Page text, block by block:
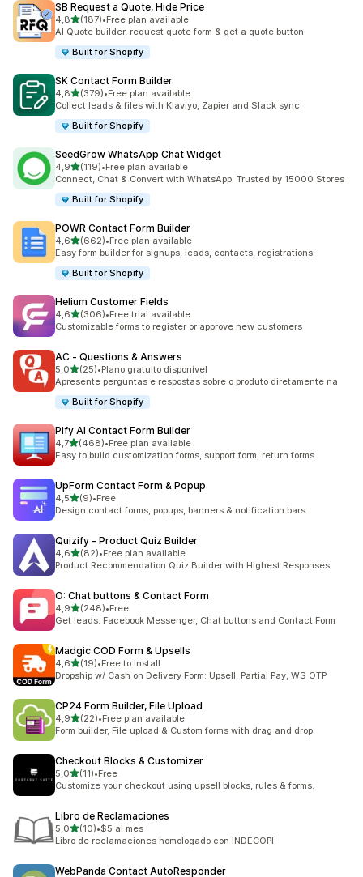
SB Request a Quote, Hide Price
4,8de 5 estrelas
(187)
187 total de avaliações
•Free plan available
AI Quote builder, request quote form & get a quote button
Built for Shopify
SK Contact Form Builder
4,8de 5 estrelas
(379)
379 total de avaliações
•Free plan available
Collect leads & files with Klaviyo, Zapier and Slack sync
Built for Shopify
SeedGrow WhatsApp Chat Widget
4,9de 5 estrelas
(119)
119 total de avaliações
•Free plan available
Connect, Chat & Convert with WhatsApp. Trusted by 15000 Stores
Built for Shopify
POWR Contact Form Builder
4,6de 5 estrelas
(662)
662 total de avaliações
•Free plan available
Easy form builder for signups, leads, contacts, registrations.
Built for Shopify
Helium Customer Fields
4,6de 5 estrelas
(306)
306 total de avaliações
•Free trial available
Customizable forms to register or approve new customers
AC ‑ Questions & Answers
5,0de 5 estrelas
(25)
25 total de avaliações
•Plano gratuito disponível
Apresente perguntas e respostas sobre o produto diretamente na
Built for Shopify
Pify AI Contact Form Builder
4,7de 5 estrelas
(468)
468 total de avaliações
•Free plan available
Easy to build customization forms, support form, return forms
UpForm Contact Form & Popup
4,5de 5 estrelas
(9)
9 total de avaliações
•Free
Design contact forms, popups, banners & notification bars
Quizify ‑ Product Quiz Builder
4,6de 5 estrelas
(82)
82 total de avaliações
•Free plan available
Product Recommendation Quiz Builder with Highest Responses
O: Chat buttons & Contact Form
4,9de 5 estrelas
(248)
248 total de avaliações
•Free
Get leads: Facebook Messenger, Chat buttons and Contact Form
Madgic COD Form & Upsells
4,6de 5 estrelas
(19)
19 total de avaliações
•Free to install
Dropship w/ Cash on Delivery Form: Upsell, Partial Pay, WS OTP
CP24 Form Builder, File Upload
4,9de 5 estrelas
(22)
22 total de avaliações
•Free plan available
Form builder, File upload & Custom forms with drag and drop
Checkout Blocks & Customizer
5,0de 5 estrelas
(11)
11 total de avaliações
•Free
Customize your checkout using upsell blocks, rules & forms.
Libro de Reclamaciones
5,0de 5 estrelas
(10)
10 total de avaliações
•$5 al mes
Libro de reclamaciones homologado con INDECOPI
WebPanda Contact AutoResponder